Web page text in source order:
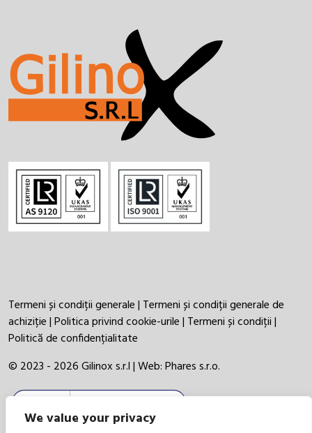
We value your privacy
Termeni și condiții generale| Termeni și condiții generale de
achiziție|Politica privind cookie-urile| Termeni și condiții|
Politică de confidențialitate
© 2023 - 2026 Gilinox s.r.l | Web:Phares s.r.o.